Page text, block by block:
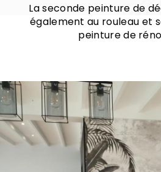
La seconde peinture de
également au rouleau et
peinture de